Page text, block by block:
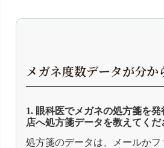
メガネ度数データが分か
1. 眼科医でメガネの処方箋を
店へ処方箋データを教えてくだ
処方箋のデータは、メールか